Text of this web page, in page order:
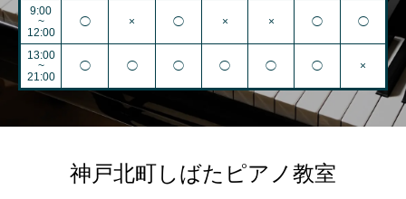
9:00
~
12:00
◯ × ◯ × × ◯ ◯
13:00
~
21:00
◯ ◯ ◯ ◯ ◯ ◯ ×
神戸北町しばたピアノ教室